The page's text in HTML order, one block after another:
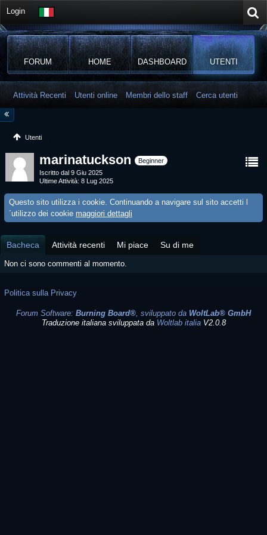
Login
FORUM HOME DASHBOARD UTENTI
Attività Recenti Utenti online Membri dello staff Cerca utenti
Utenti
marinatuckson
Beginner
Iscritto dal 9 Giu 2025
Ultime Attività 8 Lug 2025
Questo sito utilizza i cookie. Continuando a navigare sul sito accetti l
´utilizzo dei cookie maggiori dettagli
Bacheca Attività recenti Mi piace Su di me
Non ci sono commenti al momento.
Politica sulla Privacy
Forum Software: Burning Board®, sviluppato da WoltLab® GmbH
Traduzione italiana sviluppata da Woltlab italiaV2.0.8